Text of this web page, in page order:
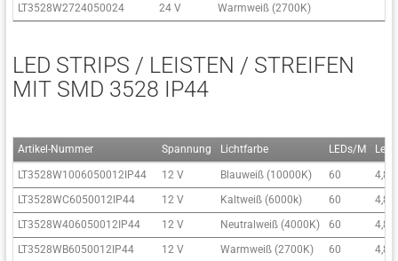
LT3528W2724050024 24 V Warmweiß (2700K)
LED STRIPS / LEISTEN / STREIFEN
MIT SMD 3528 IP44
Artikel-Nummer Spannung Lichtfarbe LEDs/M
LT3528W1006050012IP44 12 V Blauweiß (10000K) 60
4,8
LT3528WC6050012IP44
12 V Kaltweiß (6000k) 60
4,8
LT3528W406050012IP44
12 V Neutralweiß (4000K) 60
4,8
LT3528WB6050012IP44
12 V Warmweiß (2700K) 60
4,8